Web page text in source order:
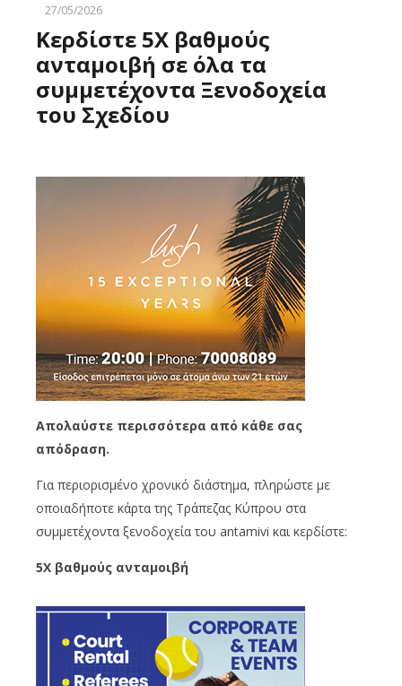
27/05/2026
Κερδίστε 5X βαθμούς
ανταμοιβή σε όλα τα
συμμετέχοντα Ξενοδοχεία
του Σχεδίου
Απολαύστε περισσότερα από κάθε σας
απόδραση.
Για περιορισμένο χρονικό διάστημα, πληρώστε με
οποιαδήποτε κάρτα της Τράπεζας Κύπρου στα
συμμετέχοντα ξενοδοχεία του antamivi και κερδίστε:
5X βαθμούς ανταμοιβή